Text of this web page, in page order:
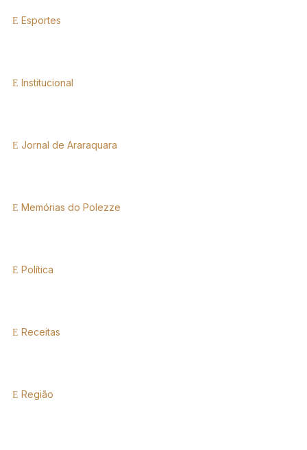
Esportes
Institucional
Jornal de Araraquara
Memórias do Polezze
Política
Receitas
Região